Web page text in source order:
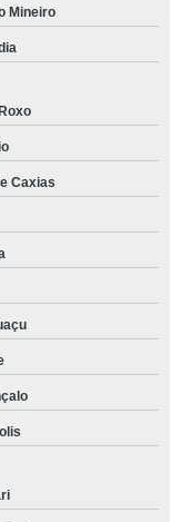
Rita de Cassia
Mineiro
Caxias